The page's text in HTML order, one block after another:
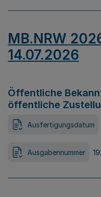
MB.NRW
14.07.2026
Öffentliche
öffentliche
Ausfertigungsdatum
Ausgabennummer